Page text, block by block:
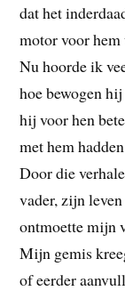
dat het
motor voor hem
Nu hoorde ik
hoe bewogen
hij voor hen
met hem
Door die
vader, zijn
ontmoette mijn
Mijn gemis
of eerder